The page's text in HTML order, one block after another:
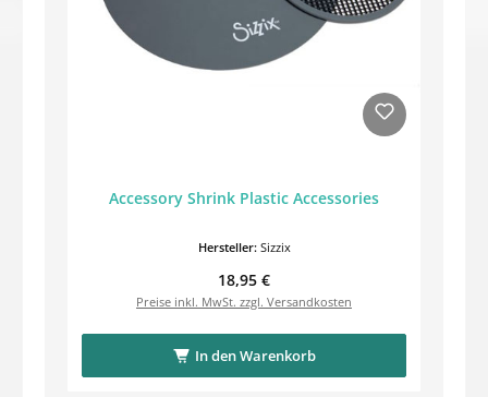
Accessory Shrink Plastic Accessories
Hersteller: Sizzix
Regulärer Preis:
18,95 €
Preise inkl. MwSt. zzgl. Versandkosten
In den Warenkorb